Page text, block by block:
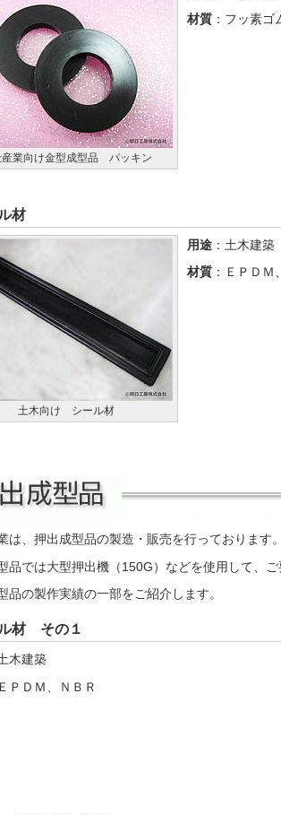
産業向け金型成型品 パッキン
材質 ：フッ素ゴ
材
土木向け シール材
用途 ：土木建築
材質 ：ＥＰＤＭ
は、押出成型品の製造・販売を行っております。
品では大型押出機（150G）などを使用して、ご
品の製作実績の一部をご紹介します。
材 その１
木建築
ＰＤＭ、ＮＢＲ